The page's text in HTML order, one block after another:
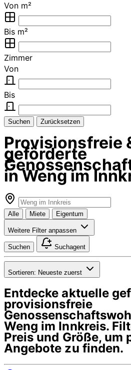
Von m²
Bis m²
Zimmer
Von
Bis
Suchen Zurücksetzen
Provisionsfreie
geförderte
in Weng im
Alle Miete Eigentum
Weitere Filter anpassen
Suchen Suchagent
Sortieren: Neueste zuerst
Entdecke aktuelle
provisionsfreie
Weng im Innkreis.
Preis und Größe, um
Angebote zu finden.